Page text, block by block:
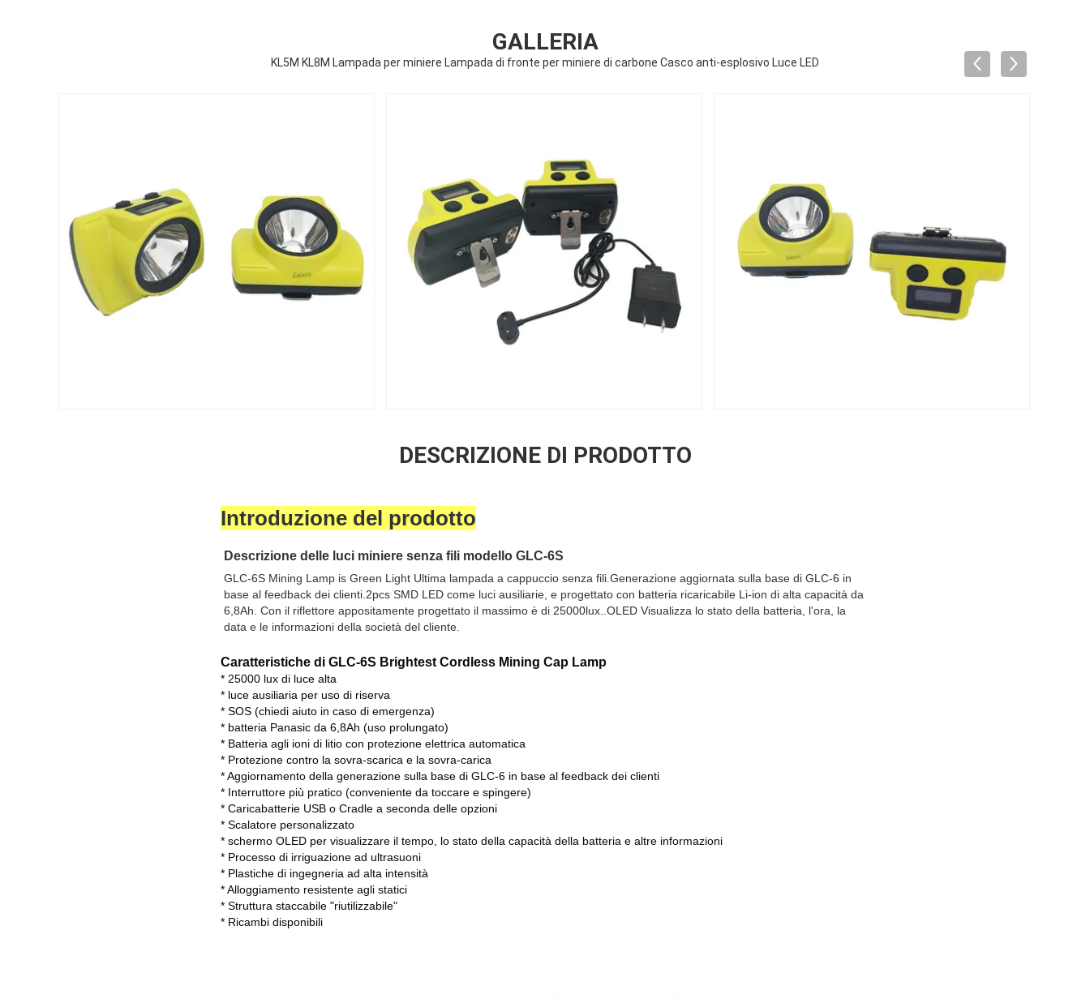
GALLERIA
KL5M KL8M Lampada per miniere Lampada di fronte per miniere di carbone Casco anti-esplosivo Luce LED
DESCRIZIONE DI PRODOTTO
Introduzione del prodotto
Descrizione delle luci miniere senza fili modello GLC-6S
GLC-6S Mining Lamp is Green Light Ultima lampada a cappuccio senza fili.Generazione aggiornata sulla base di GLC-6 in
base al feedback dei clienti.2pcs SMD LED come luci ausiliarie, e progettato con batteria ricaricabile Li-ion di alta capacità da
6,8Ah. Con il riflettore appositamente progettato il massimo è di 25000lux..OLED Visualizza lo stato della batteria, l'ora, la
data e le informazioni della società del cliente.
Caratteristiche di GLC-6S Brightest Cordless Mining Cap Lamp
* 25000 lux di luce alta
* luce ausiliaria per uso di riserva
* SOS (chiedi aiuto in caso di emergenza)
* batteria Panasic da 6,8Ah (uso prolungato)
* Batteria agli ioni di litio con protezione elettrica automatica
* Protezione contro la sovra-scarica e la sovra-carica
* Aggiornamento della generazione sulla base di GLC-6 in base al feedback dei clienti
* Interruttore più pratico (conveniente da toccare e spingere)
* Caricabatterie USB o Cradle a seconda delle opzioni
* Scalatore personalizzato
* schermo OLED per visualizzare il tempo, lo stato della capacità della batteria e altre informazioni
* Processo di irriguazione ad ultrasuoni
* Plastiche di ingegneria ad alta intensità
* Alloggiamento resistente agli statici
* Struttura staccabile "riutilizzabile"
* Ricambi disponibili